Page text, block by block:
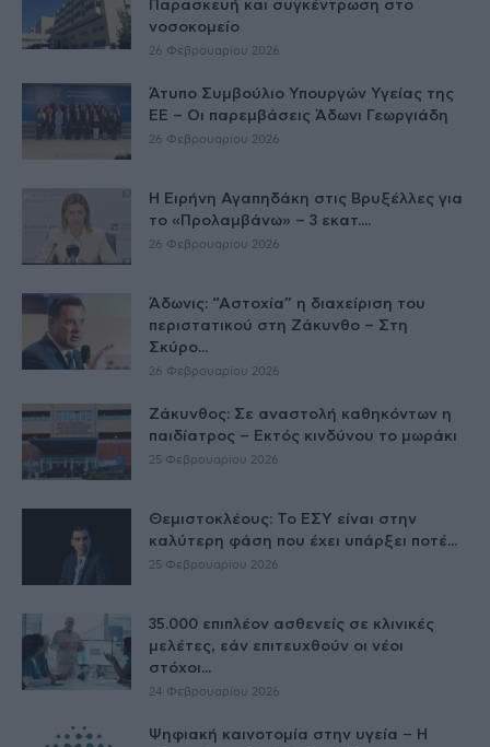
Παρασκευή και συγκέντρωση στο
νοσοκομείο
26 Φεβρουαρίου 2026
Άτυπο Συμβούλιο Υπουργών Υγείας της
ΕE – Οι παρεμβάσεις Άδωνι Γεωργιάδη
26 Φεβρουαρίου 2026
Η Ειρήνη Αγαπηδάκη στις Βρυξέλλες για
το «Προλαμβάνω» – 3 εκατ....
26 Φεβρουαρίου 2026
Άδωνις: “Αστοχία” η διαχείριση του
περιστατικού στη Ζάκυνθο – Στη
Σκύρο...
26 Φεβρουαρίου 2026
Ζάκυνθος: Σε αναστολή καθηκόντων η
παιδίατρος – Εκτός κινδύνου το μωράκι
25 Φεβρουαρίου 2026
Θεμιστοκλέους: Το ΕΣΥ είναι στην
καλύτερη φάση που έχει υπάρξει ποτέ...
25 Φεβρουαρίου 2026
35.000 επιπλέον ασθενείς σε κλινικές
μελέτες, εάν επιτευχθούν οι νέοι
στόχοι...
24 Φεβρουαρίου 2026
Ψηφιακή καινοτομία στην υγεία – H